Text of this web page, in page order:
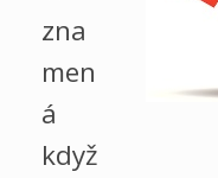
zna
men
á
když